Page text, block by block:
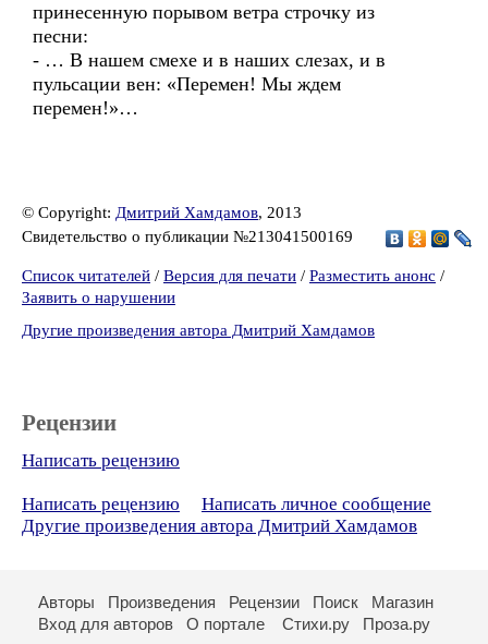
принесенную порывом ветра строчку из
песни:
- … В нашем смехе и в наших слезах, и в
пульсации вен: «Перемен! Мы ждем
перемен!»…
© Copyright: Дмитрий Хамдамов, 2013
Свидетельство о публикации №213041500169
Список читателей / Версия для печати / Разместить анонс /
Заявить о нарушении
Другие произведения автора Дмитрий Хамдамов
Рецензии
Написать рецензию
Написать рецензию
Написать личное сообщение
Другие произведения автора Дмитрий Хамдамов
Авторы Произведения Рецензии Поиск
Магазин
Вход для авторов
О портале Стихи.ру Проза.ру